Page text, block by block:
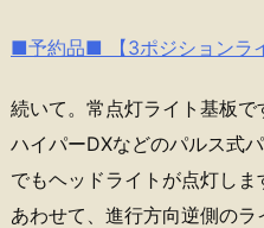
■予約品■ 【3ポジションラ
続いて。常点灯ライト基板で
ハイパーDXなどのパルス式
でもヘッドライトが点灯しま
あわせて、進行方向逆側の